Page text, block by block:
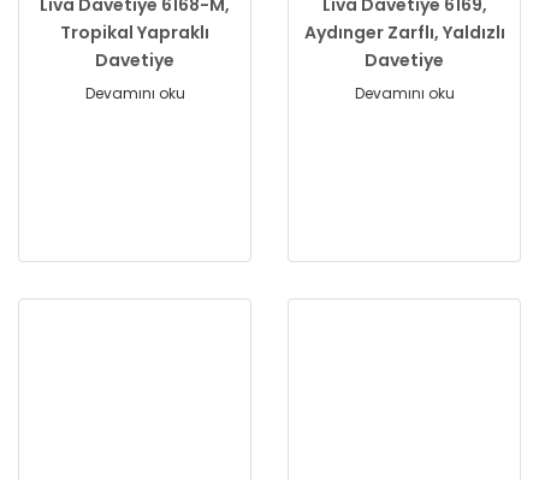
Liva Davetiye 6168-M,
Tropikal Yapraklı
Davetiye
Devamını oku
Liva Davetiye 6169,
Aydınger Zarflı, Yaldızlı
Davetiye
Devamını oku